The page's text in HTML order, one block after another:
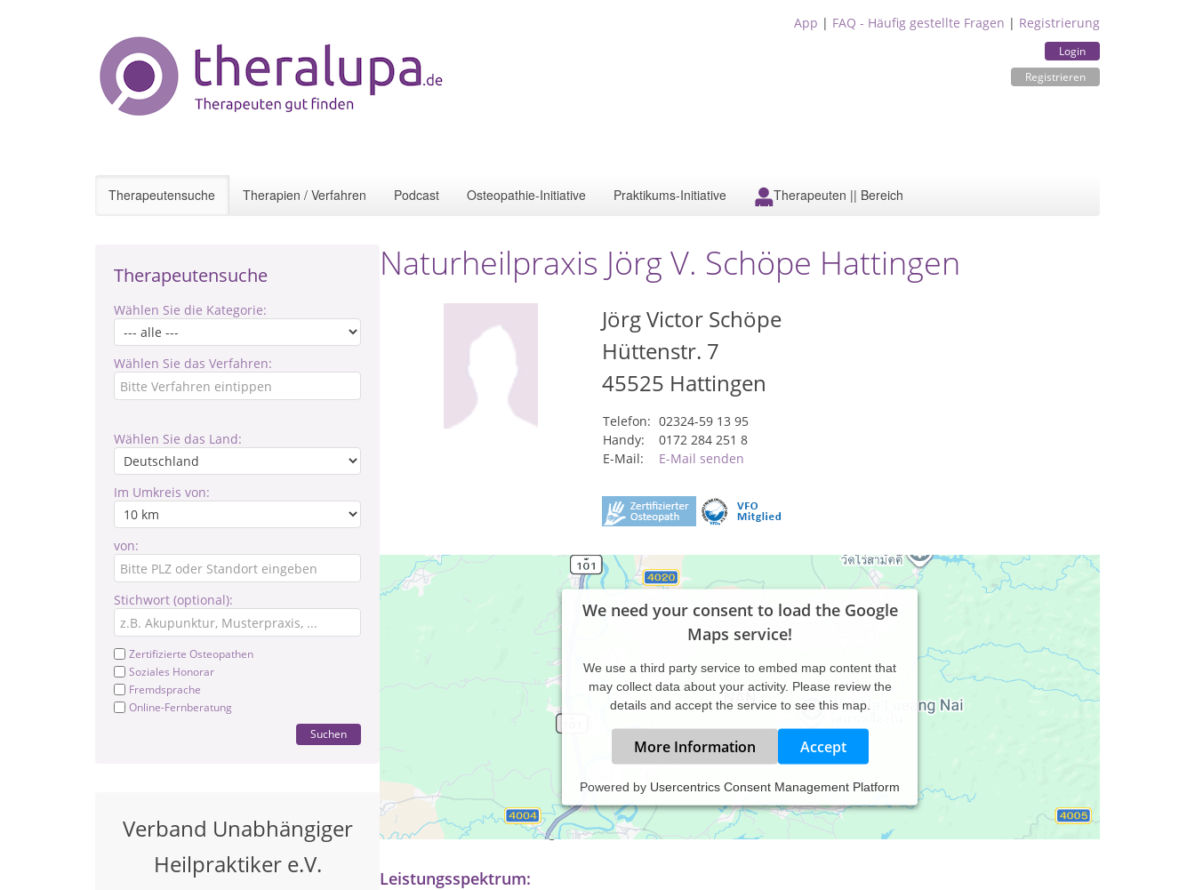
App | FAQ - Häufig gestellte Fragen | Registrierung
Login
Registrieren
Therapeutensuche Therapien / Verfahren Podcast Osteopathie-Initiative Praktikums-Initiative Therapeuten || Bereich
Therapeutensuche
Wählen Sie die Kategorie:
Wählen Sie das Verfahren:
Wählen Sie das Land:
Im Umkreis von:
von:
Stichwort (optional):
Zertifizierte Osteopathen
Soziales Honorar
Fremdsprache
Online-Fernberatung
Suchen
Verband Unabhängiger
Heilpraktiker e.V.
Naturheilpraxis Jörg V. Schöpe Hattingen
Jörg Victor Schöpe
Hüttenstr. 7
45525 Hattingen
Telefon: 02324-59 13 95
Handy:
0172 284 251 8
E-Mail:
E-Mail senden
We need your consent to load the Google
Maps service!
We use a third party service to embed map content that
may collect data about your activity. Please review the
details and accept the service to see this map.
More Information Accept
Powered by Usercentrics Consent Management Platform
Praxiszeiten:
Termine nach Vereinbahrung
Leistungsspektrum: